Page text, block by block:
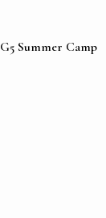
G5 Summer Camp